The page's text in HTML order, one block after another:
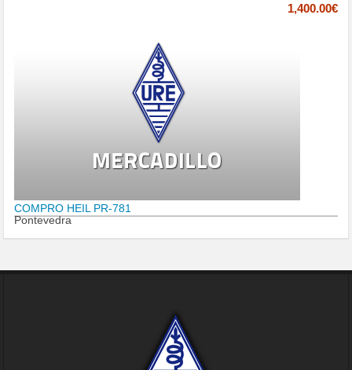
1,400.00€
COMPRO HEIL PR-781
Pontevedra